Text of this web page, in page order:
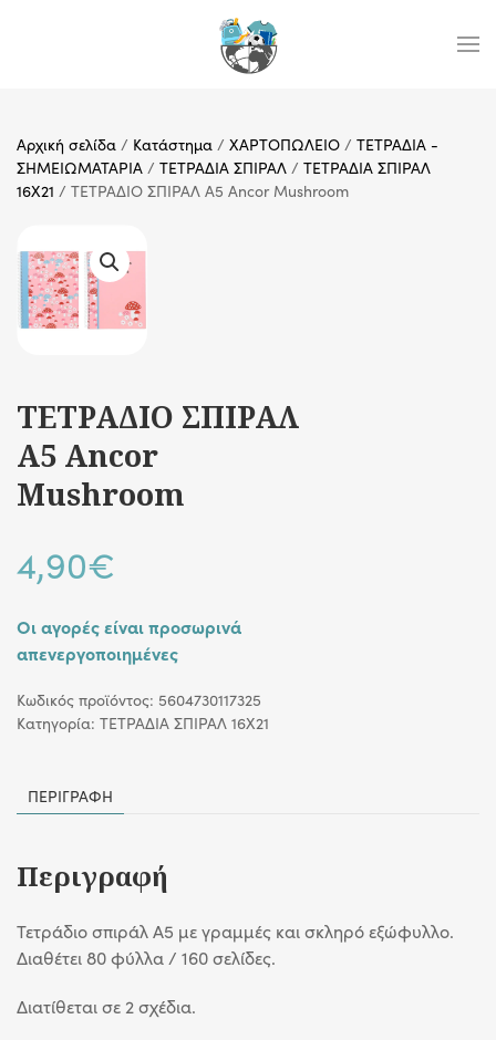
Αρχική σελίδα / Κατάστημα / ΧΑΡΤΟΠΩΛΕΙΟ / ΤΕΤΡΑΔΙΑ -
ΣΗΜΕΙΩΜΑΤΑΡΙΑ / ΤΕΤΡΑΔΙΑ ΣΠΙΡΑΛ / ΤΕΤΡΑΔΙΑ ΣΠΙΡΑΛ
16X21 / ΤΕΤΡΑΔΙΟ ΣΠΙΡΑΛ A5 Ancor Mushroom
ΤΕΤΡΑΔΙΟ ΣΠΙΡΑΛ
A5 Ancor
Mushroom
4,90€
Οι αγορές είναι προσωρινά
απενεργοποιημένες
Κωδικός προϊόντος: 5604730117325
Κατηγορία: ΤΕΤΡΑΔΙΑ ΣΠΙΡΑΛ 16X21
ΠΕΡΙΓΡΑΦΉ
Περιγραφή
Τετράδιο σπιράλ A5 με γραμμές και σκληρό εξώφυλλο.
Διαθέτει 80 φύλλα / 160 σελίδες.
Διατίθεται σε 2 σχέδια.